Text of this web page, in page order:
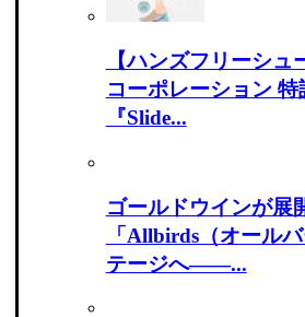
【ハンズフリーシ
コーポレーション
『Slide...
ゴールドウインが展
「Allbirds（オール
テージへ――...